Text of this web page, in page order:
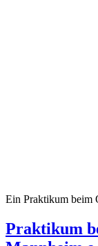
Ein Praktikum
Praktikum